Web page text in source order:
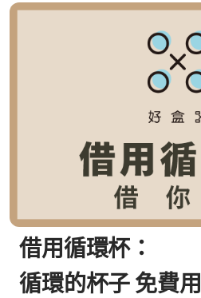
借用循環杯：
循環的杯子 免費用